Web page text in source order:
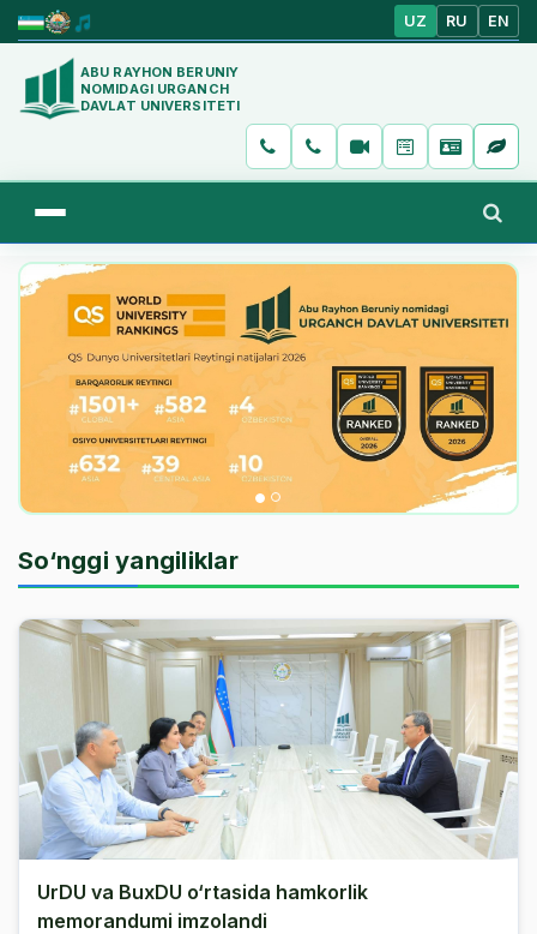
UZ RU EN
ABU RAYHON BERUNIY
NOMIDAGI URGANCH
DAVLAT UNIVERSITETI
So‘nggi yangiliklar
UrDU va BuxDU o‘rtasida hamkorlik
memorandumi imzolandi